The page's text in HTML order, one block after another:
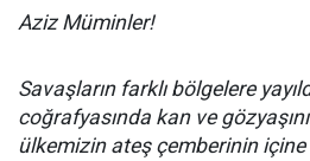
Aziz Müminler!
Savaşların farklı bölgelere
coğrafyasında kan ve
ülkemizin ateş çemberinin